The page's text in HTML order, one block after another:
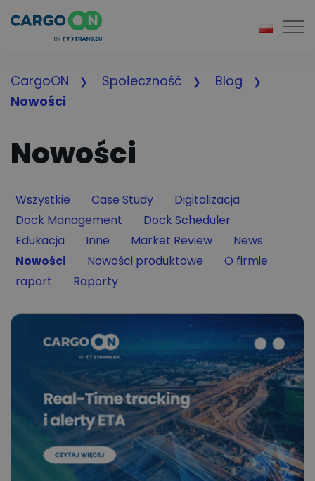
CargoON Społeczność
Blog
Nowości
Nowości
Filter by
Wszystkie Filter by
Case Study Filter by
Digitalizacja
Filter by
Dock Management Filter by
Dock Scheduler
Filter by
Edukacja Filter by
Inne Filter by
Market Review Filter by
News
Filter by
Nowości Filter by
Nowości produktowe Filter by
O firmie
Filter by
raport Filter by
Raporty